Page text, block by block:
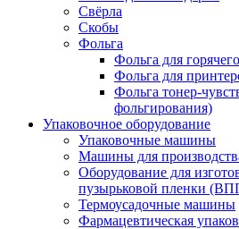
Свёрла
Скобы
Фольга
Фольга для
Фольга для
Фольга тонер-
фольгирования)
Упаковочное оборудование
Упаковочные машины
Машины для
Оборудование для
пузырьковой пленки
Термоусадочные машины
Фармацевтическая